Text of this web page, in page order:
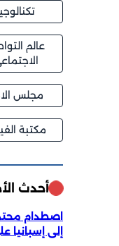
عالم
مجلس
مكتبة
أحدث
اصطدام
إلى إسبانيا